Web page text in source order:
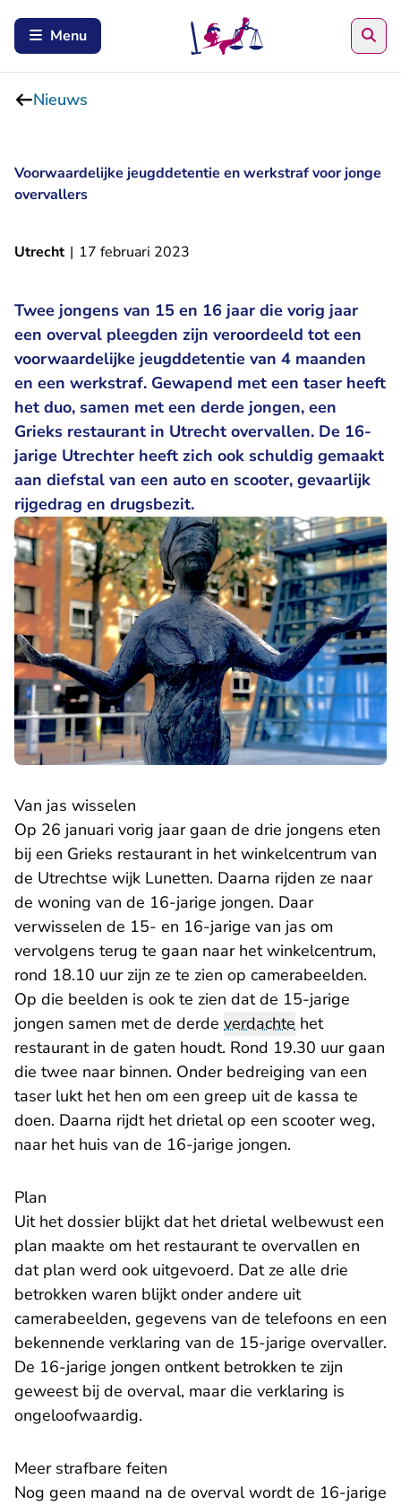
Menu
Nieuws
Voorwaardelijke jeugddetentie en werkstraf voor jonge
overvallers
Utrecht | 17 februari 2023
Twee jongens van 15 en 16 jaar die vorig jaar
een overval pleegden zijn veroordeeld tot een
voorwaardelijke jeugddetentie van 4 maanden
en een werkstraf. Gewapend met een taser heeft
het duo, samen met een derde jongen, een
Grieks restaurant in Utrecht overvallen. De 16-
jarige Utrechter heeft zich ook schuldig gemaakt
aan diefstal van een auto en scooter, gevaarlijk
rijgedrag en drugsbezit.
Van jas wisselen
Op 26 januari vorig jaar gaan de drie jongens eten
bij een Grieks restaurant in het winkelcentrum van
de Utrechtse wijk Lunetten. Daarna rijden ze naar
de woning van de 16-jarige jongen. Daar
verwisselen de 15- en 16-jarige van jas om
vervolgens terug te gaan naar het winkelcentrum,
rond 18.10 uur zijn ze te zien op camerabeelden.
Op die beelden is ook te zien dat de 15-jarige
jongen samen met de derde verdachte het
restaurant in de gaten houdt. Rond 19.30 uur gaan
die twee naar binnen. Onder bedreiging van een
taser lukt het hen om een greep uit de kassa te
doen. Daarna rijdt het drietal op een scooter weg,
naar het huis van de 16-jarige jongen.
Plan
Uit het dossier blijkt dat het drietal welbewust een
plan maakte om het restaurant te overvallen en
dat plan werd ook uitgevoerd. Dat ze alle drie
betrokken waren blijkt onder andere uit
camerabeelden, gegevens van de telefoons en een
bekennende verklaring van de 15-jarige overvaller.
De 16-jarige jongen ontkent betrokken te zijn
geweest bij de overval, maar die verklaring is
ongeloofwaardig.
Meer strafbare feiten
Nog geen maand na de overval wordt de 16-jarige